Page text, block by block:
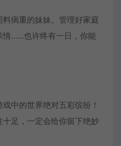
病重的妹妹。管理好家庭
情……也许终有一日，你能
中的世界绝对五彩缤纷！
足，一定会给你留下绝妙